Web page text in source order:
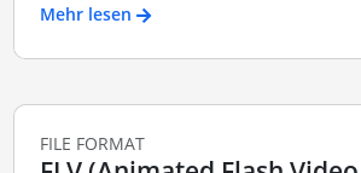
Mehr lesen
FILE FORMAT